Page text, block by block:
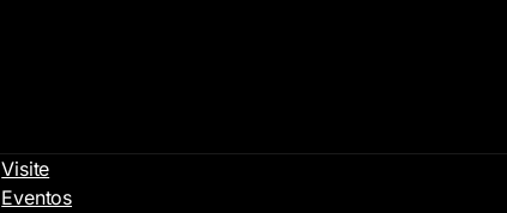
Visite
Eventos